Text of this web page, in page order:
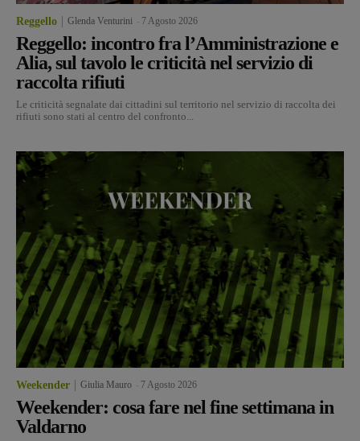
Reggello Glenda Venturini 7 Agosto 2026
Reggello: incontro fra l’Amministrazione e
Alia, sul tavolo le criticità nel servizio di
raccolta rifiuti
Le criticità segnalate dai cittadini sul territorio nel servizio di raccolta dei
rifiuti sono stati al centro del confronto...
Weekender Giulia Mauro 7 Agosto 2026
Weekender: cosa fare nel fine settimana in
Valdarno